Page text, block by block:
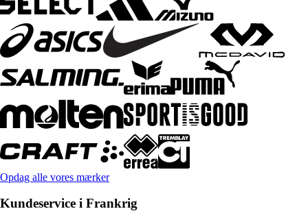
Opdag alle vores mærker
Kundeservice i Frankrig